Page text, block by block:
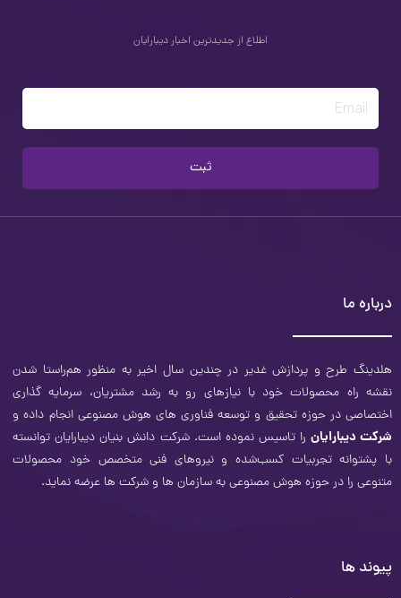
اطلاع از جدیدترین اخبار دیبارایان
Email
ثبت
درباره ما
هلدینگ طرح و‌ پردازش غدیر در چندین سال اخیر به منظور هم‌راستا شدن
نقشه راه محصولات خود با نیازهای رو به رشد مشتریان، سرمایه ‌گذاری
اختصاصی در حوزه تحقیق و توسعه فناوری­ های هوش مصنوعی انجام داده و
شرکت دیبارایان را تاسیس نموده است. شرکت دانش بنیان دیبارایان توانسته
با پشتوانه تجربیات کسب‌شده و نیروهای فنی متخصص خود محصولات
متنوعی را در حوزه هوش مصنوعی به سازمان‌ ها و شرکت ­ها عرضه نماید.
پیوند ها